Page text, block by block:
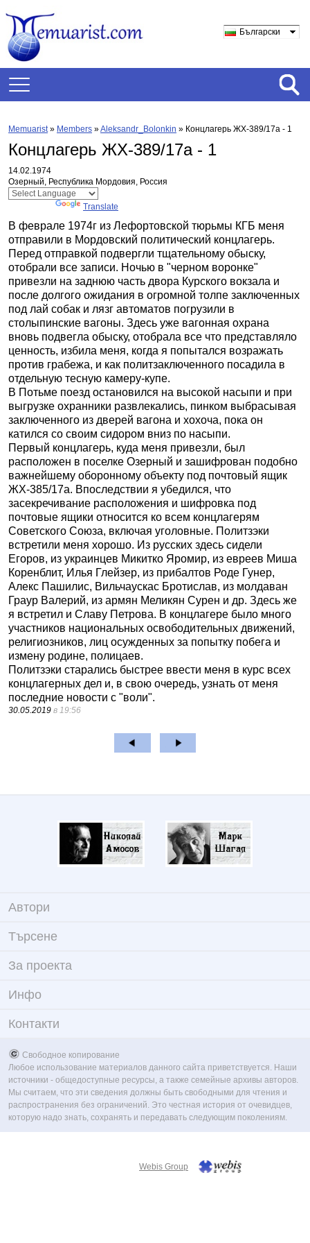
Български
Memuarist» Members »Aleksandr_Bolonkin » Концлагерь ЖХ-389/17а - 1
Концлагерь ЖХ-389/17а - 1
14.02.1974
Озерный, Республика Мордовия, Россия
Translate
В феврале 1974г из Лефортовской тюрьмы КГБ меня
отправили в Мордовский политический концлагерь.
Перед отправкой подвергли тщательному обыску,
отобрали все записи. Ночью в "черном воронке"
привезли на заднюю часть двора Курского вокзала и
после долгого ожидания в огромной толпе заключенных
под лай собак и лязг автоматов погрузили в
столыпинские вагоны. Здесь уже вагонная охрана
вновь подвегла обыску, отобрала все что представляло
ценность, избила меня, когда я попытался возражать
против грабежа, и как политзаключенного посадила в
отдельную тесную камеру-купе.
В Потьме поезд остановился на высокой насыпи и при
выгрузке охранники развлекались, пинком выбрасывая
заключенного из дверей вагона и хохоча, пока он
катился со своим сидором вниз по насыпи.
Первый концлагерь, куда меня привезли, был
расположен в поселке Озерный и зашифрован подобно
важнейшему оборонному объекту под почтовый ящик
ЖХ-385/17а. Впоследствии я убедился, что
засекречивание расположения и шифровка под
почтовые ящики относится ко всем концлагерям
Советского Союза, включая уголовные. Политзэки
встретили меня хорошо. Из русских здесь сидели
Егоров, из украинцев Микитко Яромир, из евреев Миша
Коренблит, Илья Глейзер, из прибалтов Роде Гунер,
Алекс Пашилис, Вильчаускас Бротислав, из молдаван
Граур Валерий, из армян Меликян Сурен и др. Здесь же
я встретил и Славу Петрова. В концлагере было много
участников национальных освободительных движений,
религиозников, лиц осужденных за попытку побега и
измену родине, полицаев.
Политзэки старались быстрее ввести меня в курс всех
концлагерных дел и, в свою очередь, узнать от меня
последние новости с "воли".
30.05.2019 в 19:56
Автори
Търсене
За проекта
Инфо
Контакти
Свободное копирование
Любое использование материалов данного сайта приветствуется. Наши
источники - общедоступные ресурсы, а также семейные архивы авторов.
Мы считаем, что эти сведения должны быть свободными для чтения и
распространения без ограничений. Это честная история от очевидцев,
которую надо знать, сохранять и передавать следующим поколениям.
Webis Group